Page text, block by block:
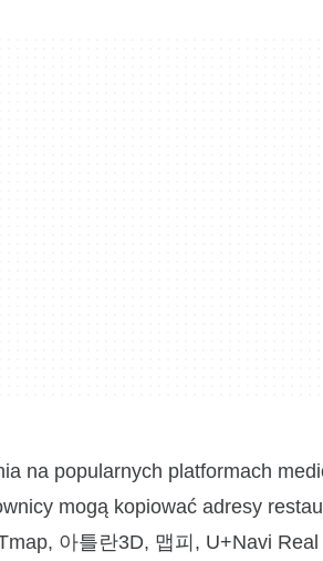
na popularnych platformach
mogą kopiować adresy
아틀란3D, 맵피, U+Navi Real